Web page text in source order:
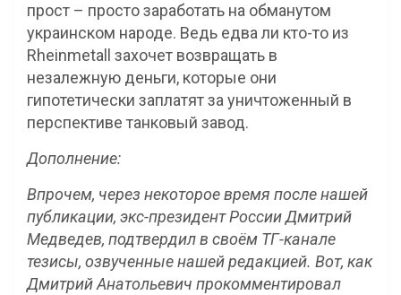
прост – просто заработать на обманутом
украинском народе. Ведь едва ли кто-то из
Rheinmetall захочет возвращать в
незалежную деньги, которые они
гипотетически заплатят за уничтоженный в
перспективе танковый завод.
Дополнение:
Впрочем, через некоторое время после нашей
публикации, экс-президент России Дмитрий
Медведев, подтвердил в своём ТГ-канале
тезисы, озвученные нашей редакцией. Вот, как
Дмитрий Анатольевич прокомментировал